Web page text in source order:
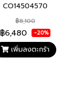
CO14504570
฿8,100
฿6,480 -20%
เพิ่มลงตะกร้า